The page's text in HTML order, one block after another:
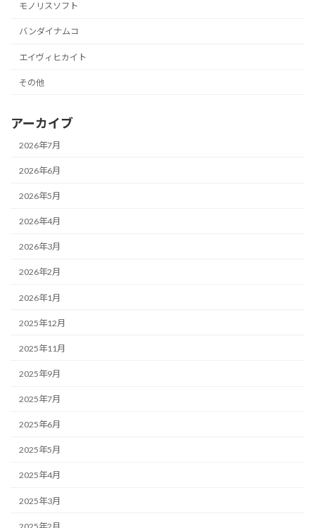
モノリスソフト
バンダイナムコ
エイヴィヒカイト
その他
アーカイブ
2026年7月
2026年6月
2026年5月
2026年4月
2026年3月
2026年2月
2026年1月
2025年12月
2025年11月
2025年9月
2025年7月
2025年6月
2025年5月
2025年4月
2025年3月